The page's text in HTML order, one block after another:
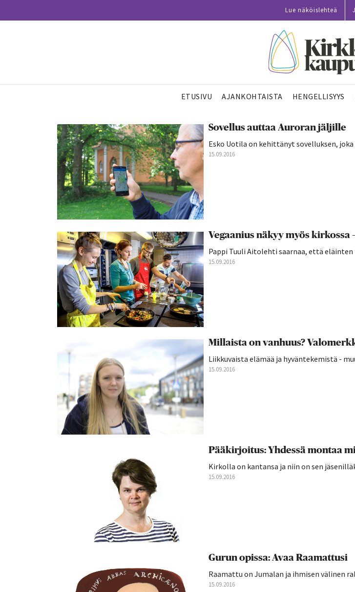
Lue näköislehteä
ETUSIVU AJANKOHTAISTA HENGELLISYYS
Sovellus auttaa Auroran jäljille
Esko Uotila on kehittänyt sovelluksen,
15.09.2016
Vegaanius näkyy myös
Pappi Tuuli Aitolehti saarnaa, että
15.09.2016
Millaista on vanhuus?
Liikkuvaista elämää ja hyväntekemistä -
15.09.2016
Pääkirjoitus: Yhdessä montaa
Kirkolla on kantansa ja niin on sen
15.09.2016
Gurun opissa: Avaa Raamattusi
Raamattu on Jumalan ja ihmisen välinen
15.09.2016